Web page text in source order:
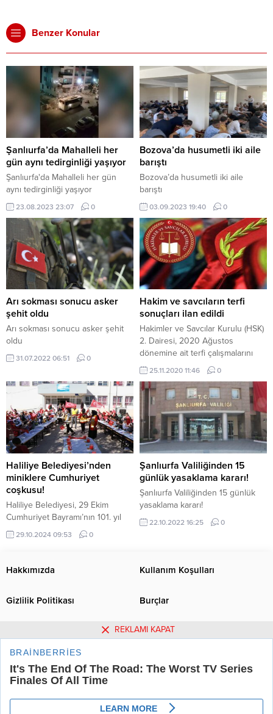
Benzer Konular
Şanlıurfa’da Mahalleli her
gün aynı tedirginliği yaşıyor
Şanlıurfa'da Mahalleli her gün
aynı tedirginliği yaşıyor
23.08.2023 23:07 0
Bozova’da husumetli iki aile
barıştı
Bozova’da husumetli iki aile
barıştı
03.09.2023 19:40 0
Arı sokması sonucu asker
şehit oldu
Arı sokması sonucu asker şehit
oldu
31.07.2022 06:51 0
Hakim ve savcıların terfi
sonuçları ilan edildi
Hakimler ve Savcılar Kurulu (HSK)
2. Dairesi, 2020 Ağustos
dönemine ait terfi çalışmalarını
tamamladı.
25.11.2020 11:46 0
Haliliye Belediyesi’nden
miniklere Cumhuriyet
coşkusu!
Haliliye Belediyesi, 29 Ekim
Cumhuriyet Bayramı’nın 101. yıl
dönümünde Kalecik İlkokulu
öğrencileriyle bir araya gelerek
ve Sosyal İşler Müdürlüğü
Payamlı kırsal mahallesine bağlı
aşılanması ve yaşatılması amacıyla
düzenlenen programda, çocuklar
Cumhuriyet marşlarıyla coşku
dolu...
29.10.2024 09:53 0
Şanlıurfa Valiliğinden 15
günlük yasaklama kararı!
Şanlıurfa Valiliğinden 15 günlük
yasaklama kararı!
22.10.2022 16:25 0
Hakkımızda Kullanım Koşulları
Gizlilik Politikası Burçlar
Künye
Urfa Postası Haber Sitesi
REKLAMI KAPAT